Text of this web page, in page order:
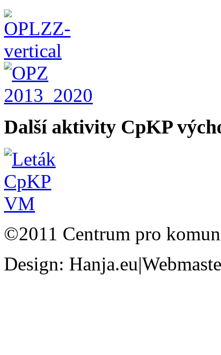
Další aktivity CpKP
©2011 Centrum pro
Design: